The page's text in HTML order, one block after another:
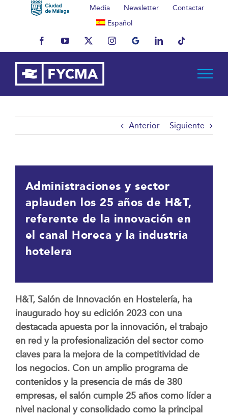
Media Newsletter
Contactar
Español
FacebookYouTubeX InstagramMyBusinessLinkedInTiktok
Anterior Siguiente
Administraciones y sector
aplauden los 25 años de H&T,
referente de la innovación en
el canal Horeca y la industria
hotelera
H&T, Salón de Innovación en Hostelería, ha
inaugurado hoy su edición 2023 con una
destacada apuesta por la innovación, el trabajo
en red y la profesionalización del sector como
claves para la mejora de la competitividad de
los negocios. Con un amplio programa de
contenidos y la presencia de más de 380
empresas, el salón cumple 25 años como líder a
nivel nacional y consolidado como la principal